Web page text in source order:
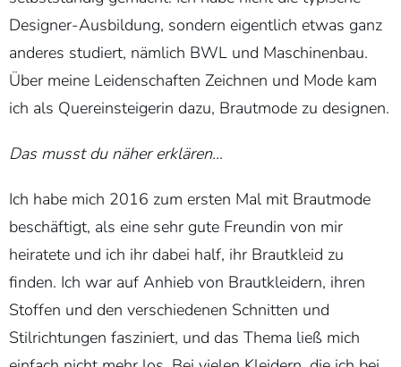
Designer-Ausbildung, sondern eigentlich etwas ganz
anderes studiert, nämlich BWL und Maschinenbau.
Über meine Leidenschaften Zeichnen und Mode kam
ich als Quereinsteigerin dazu, Brautmode zu designen.
Das musst du näher erklären…
Ich habe mich 2016 zum ersten Mal mit Brautmode
beschäftigt, als eine sehr gute Freundin von mir
heiratete und ich ihr dabei half, ihr Brautkleid zu
finden. Ich war auf Anhieb von Brautkleidern, ihren
Stoffen und den verschiedenen Schnitten und
Stilrichtungen fasziniert, und das Thema ließ mich